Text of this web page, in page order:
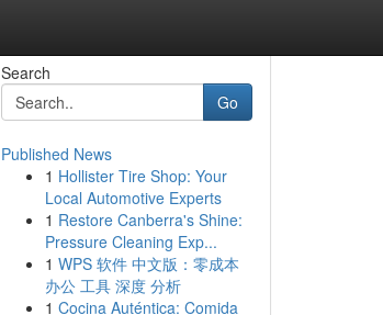
Search
Go
Published News
1 Hollister Tire Shop: Your
Local Automotive Experts
1 Restore Canberra's Shine:
Pressure Cleaning Exp...
1 WPS 软件 中文版：零成本
办公 工具 深度 分析
1 Cocina Auténtica: Comida